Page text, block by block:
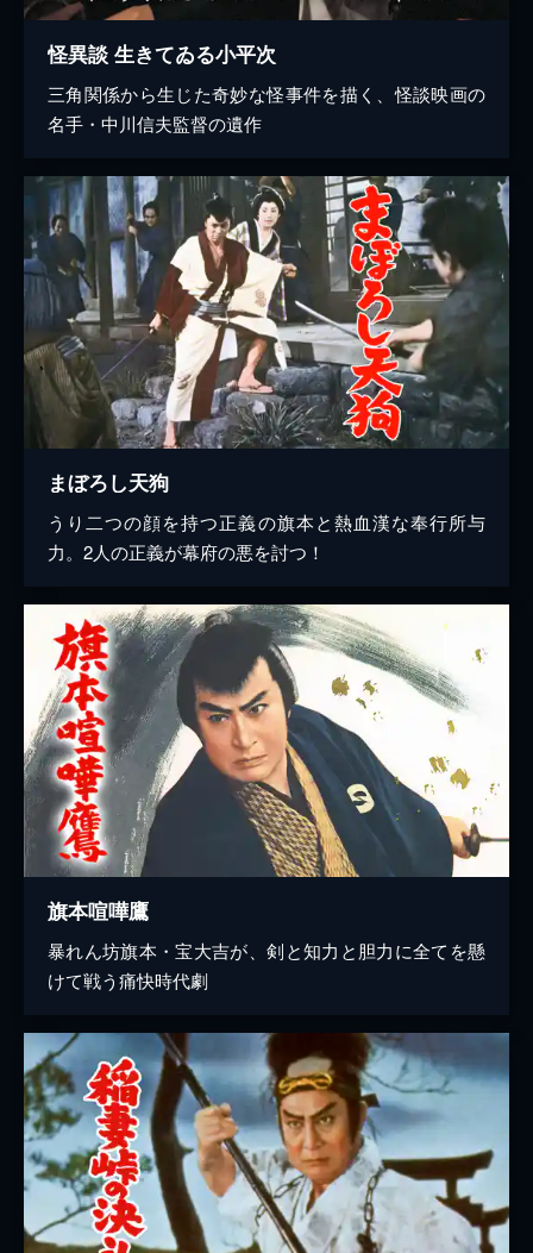
怪異談 生きてゐる小平次
三角関係から生じた奇妙な怪事件を描く、怪談映画の
名手・中川信夫監督の遺作
まぼろし天狗
うり二つの顔を持つ正義の旗本と熱血漢な奉行所与
力。2人の正義が幕府の悪を討つ！
旗本喧嘩鷹
暴れん坊旗本・宝大吉が、剣と知力と胆力に全てを懸
けて戦う痛快時代劇